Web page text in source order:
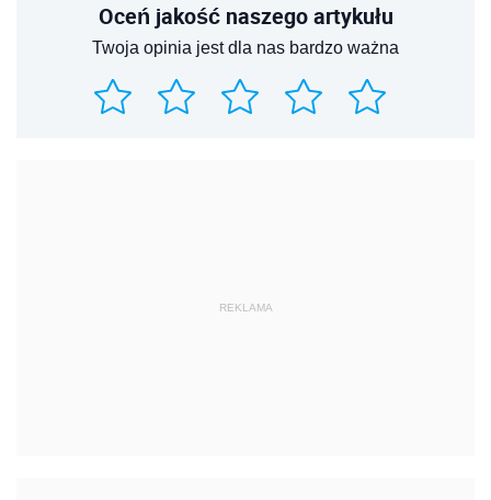
Oceń jakość naszego artykułu
Twoja opinia jest dla nas bardzo ważna
REKLAMA